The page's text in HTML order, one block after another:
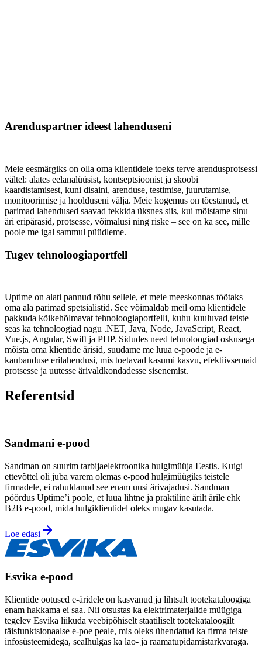
Arenduspartner ideest lahenduseni
Meie eesmärgiks on olla oma klientidele toeks terve arendusprotsessi
vältel: alates eelanalüüsist, kontseptsioonist ja skoobi
kaardistamisest, kuni disaini, arenduse, testimise, juurutamise,
monitoorimise ja hoolduseni välja. Meie kogemus on tõestanud, et
parimad lahendused saavad tekkida üksnes siis, kui mõistame sinu
äri eripärasid, protsesse, võimalusi ning riske – see on ka see, mille
poole me igal sammul püüdleme.
Tugev tehnoloogiaportfell
Uptime on alati pannud rõhu sellele, et meie meeskonnas töötaks
oma ala parimad spetsialistid. See võimaldab meil oma klientidele
pakkuda kõikehõlmavat tehnoloogiaportfelli, kuhu kuuluvad teiste
seas ka tehnoloogiad nagu .NET, Java, Node, JavaScript, React,
Vue.js, Angular, Swift ja PHP. Sidudes need tehnoloogiad oskusega
mõista oma klientide ärisid, suudame me luua e-poode ja e-
kaubanduse erilahendusi, mis toetavad kasumi kasvu, efektiivsemaid
protsesse ja uutesse ärivaldkondadesse sisenemist.
Referentsid
Sandmani e-pood
Sandman on suurim tarbijaelektroonika hulgimüüja Eestis. Kuigi
ettevõttel oli juba varem olemas e-pood hulgimüügiks teistele
firmadele, ei rahuldanud see enam uusi ärivajadusi. Sandman
pöördus Uptime’i poole, et luua lihtne ja praktiline ärilt ärile ehk
B2B e-pood, mida hulgiklientidel oleks mugav kasutada.
Loe edasi
Esvika e-pood
Klientide ootused e-äridele on kasvanud ja lihtsalt tootekataloogiga
enam hakkama ei saa. Nii otsustas ka elektrimaterjalide müügiga
tegelev Esvika liikuda veebipõhiselt staatiliselt tootekataloogilt
täisfunktsionaalse e-poe peale, mis oleks ühendatud ka firma teiste
infosüsteemidega, sealhulgas ka lao- ja raamatupidamistarkvaraga.